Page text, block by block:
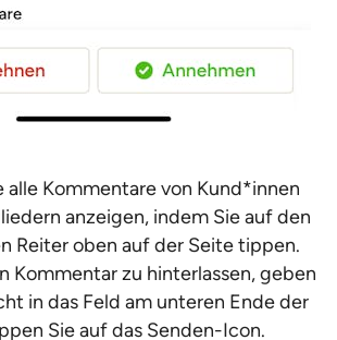
alle Kommentare von Kund*innen
anzeigen, indem Sie auf den
Reiter oben auf der Seite tippen.
Kommentar zu hinterlassen, geben
in das Feld am unteren Ende der
Sie auf das Senden-Icon.